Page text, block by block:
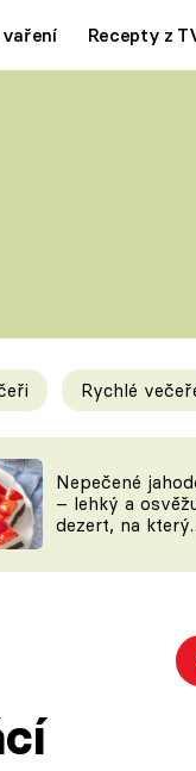
vaření Recepty z
a triky
ZA JÍDLEM
Rychlé
Nepečené
– lehký a
dezert, na který